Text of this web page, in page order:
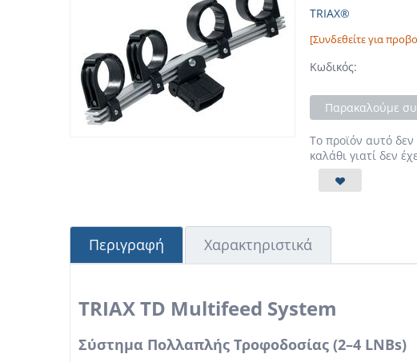
TRIAX®
[Συνδεθείτε για
Κωδικός:
Παρακαλούμε
Το προϊόν αυτό
καλάθι γιατί δεν
Περιγραφή Χαρακτηριστικά
TRIAX TD Multifeed System
Σύστημα Πολλαπλής Τροφοδοσίας (2–4 LNBs)